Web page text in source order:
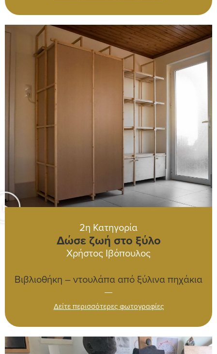
2η Κατηγορία
Δώσε ζωή στο ξύλο
Χρήστος Ιβόπουλος
Βιβλιοθήκη – ντουλάπα από ξύλινα πηχάκια
Δείτε περισσότερες φωτογραφίες